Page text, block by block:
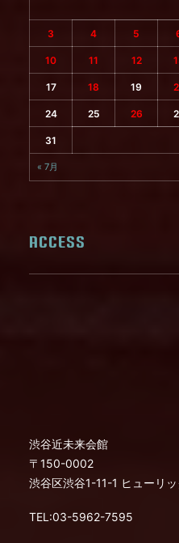
3 4 5
10 11 12
17 18 19
24 25 26
31
« 7月
ACCESS
渋谷近未来会館
〒150-0002
渋谷区渋谷1-11-1 ヒューリ
TEL:03-5962-7595